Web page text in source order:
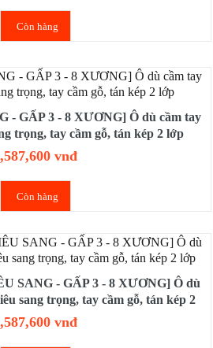
Còn hàng
- GẤP 3 - 8 XƯƠNG] Ô dù cầm tay
trọng, tay cầm gỗ, tán kép 2 lớp
vnđ
Còn hàng
SANG - GẤP 3 - 8 XƯƠNG] Ô dù
sang trọng, tay cầm gỗ, tán kép 2
lớp
vnđ